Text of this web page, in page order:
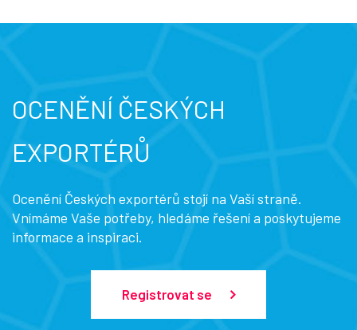
OCENĚNÍ ČESKÝCH
EXPORTÉRŮ
Ocenění Českých exportérů stojí na Vaší straně.
Vnímáme Vaše potřeby, hledáme řešení a poskytujeme
informace a inspiraci.
Registrovat se